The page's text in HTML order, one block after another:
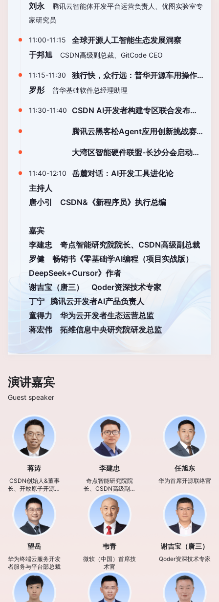
刘永
腾讯云智能体开发平台运营负责人、优图实验室专
家研究员
11:00-11:15
全球开源人工智能生态发展洞察
于邦旭
CSDN高级副总裁、GitCode CEO
11:15-11:30
独行快，众行远：普华开源车用操作
系统发展与新版本发布
罗彤 普华基础软件总经理助理
11:30-11:40
CSDN AI开发者构建专区联合发布仪
腾讯云黑客松Agent应用创新挑战赛
大湾区智能硬件联盟-长沙分会启动仪
11:40-12:10
岳麓对话：AI开发工具进化论
主持人
唐小引
CSDN&《新程序员》执行总编
嘉宾
李建忠
奇点智能研究院院长、CSDN高级副总裁
罗健
畅销书《零基础学AI编程（项目实战版）
DeepSeek+Cursor》作者
谢吉宝（唐三）
Qoder资深技术专家
丁宁
腾讯云开发者AI产品负责人
童得力
华为云开发者生态运营总监
蒋宏伟
拓维信息中央研究院研发总监
演讲嘉宾
Guest speaker
蒋涛
CSDN创始人&董事
长、开放原子开源基
金会理事、奇点智能
研究院理事长
李建忠
奇点智能研究院院
长、CSDN高级副总
裁
任旭东
华为首席开源联络官
望岳
华为终端云服务开发
者服务与平台部总裁
韦青
微软（中国）首席技
术官
谢吉宝（唐三）
Qoder资深技术专家